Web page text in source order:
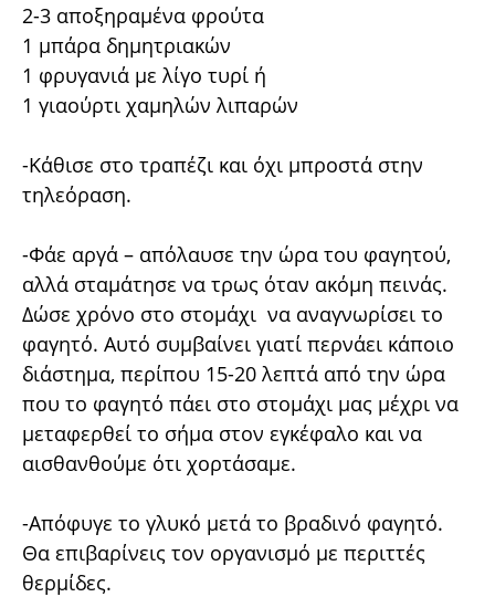
2-3 αποξηραμένα φρούτα
1 μπάρα δημητριακών
1 φρυγανιά με λίγο τυρί ή
1 γιαούρτι χαμηλών λιπαρών
-Κάθισε στο τραπέζι και όχι μπροστά στην
τηλεόραση.
-Φάε αργά – απόλαυσε την ώρα του φαγητού,
αλλά σταμάτησε να τρως όταν ακόμη πεινάς.
Δώσε χρόνο στο στομάχι να αναγνωρίσει το
φαγητό. Αυτό συμβαίνει γιατί περνάει κάποιο
διάστημα, περίπου 15-20 λεπτά από την ώρα
που το φαγητό πάει στο στομάχι μας μέχρι να
μεταφερθεί το σήμα στον εγκέφαλο και να
αισθανθούμε ότι χορτάσαμε.
-Απόφυγε το γλυκό μετά το βραδινό φαγητό.
Θα επιβαρίνεις τον οργανισμό με περιττές
θερμίδες.